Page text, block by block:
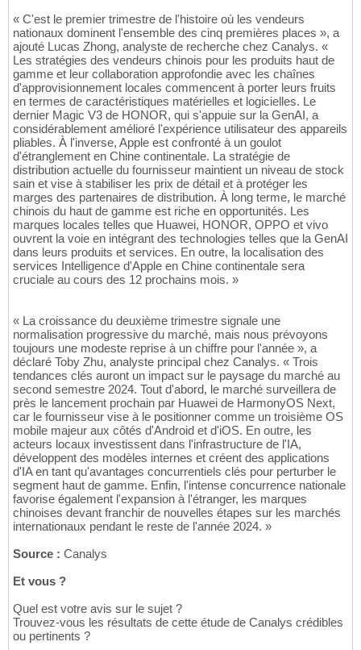
« C'est le premier trimestre de l'histoire où les vendeurs
nationaux dominent l'ensemble des cinq premières places », a
ajouté Lucas Zhong, analyste de recherche chez Canalys. «
Les stratégies des vendeurs chinois pour les produits haut de
gamme et leur collaboration approfondie avec les chaînes
d'approvisionnement locales commencent à porter leurs fruits
en termes de caractéristiques matérielles et logicielles. Le
dernier Magic V3 de HONOR, qui s'appuie sur la GenAI, a
considérablement amélioré l'expérience utilisateur des appareils
pliables. À l'inverse, Apple est confronté à un goulot
d'étranglement en Chine continentale. La stratégie de
distribution actuelle du fournisseur maintient un niveau de stock
sain et vise à stabiliser les prix de détail et à protéger les
marges des partenaires de distribution. À long terme, le marché
chinois du haut de gamme est riche en opportunités. Les
marques locales telles que Huawei, HONOR, OPPO et vivo
ouvrent la voie en intégrant des technologies telles que la GenAI
dans leurs produits et services. En outre, la localisation des
services Intelligence d'Apple en Chine continentale sera
cruciale au cours des 12 prochains mois. »
« La croissance du deuxième trimestre signale une
normalisation progressive du marché, mais nous prévoyons
toujours une modeste reprise à un chiffre pour l'année », a
déclaré Toby Zhu, analyste principal chez Canalys. « Trois
tendances clés auront un impact sur le paysage du marché au
second semestre 2024. Tout d'abord, le marché surveillera de
près le lancement prochain par Huawei de HarmonyOS Next,
car le fournisseur vise à le positionner comme un troisième OS
mobile majeur aux côtés d'Android et d'iOS. En outre, les
acteurs locaux investissent dans l'infrastructure de l'IA,
développent des modèles internes et créent des applications
d'IA en tant qu'avantages concurrentiels clés pour perturber le
segment haut de gamme. Enfin, l'intense concurrence nationale
favorise également l'expansion à l'étranger, les marques
chinoises devant franchir de nouvelles étapes sur les marchés
internationaux pendant le reste de l'année 2024. »
Source : Canalys
Et vous ?
Quel est votre avis sur le sujet ?
Trouvez-vous les résultats de cette étude de Canalys crédibles
ou pertinents ?